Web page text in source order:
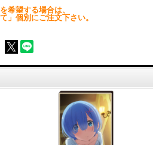
希望する場合は、
」個別にご注文下さい。